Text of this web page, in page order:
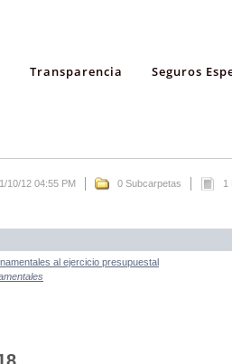
Transparencia Seguros
10/12 04:55 PM 0 Subcarpetas 1
al ejercicio presupuestal